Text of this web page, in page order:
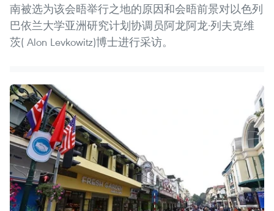
南被选为该会晤举行之地的原因和会晤前景对以色列
巴依兰大学亚洲研究计划协调员阿龙阿龙·列夫克维
茨( Alon Levkowitz)博士进行采访。